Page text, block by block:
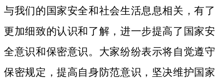
与我们的国家安全和社会生活息息相关，有了
更加细致的认识和了解，进一步提高了国家安
全意识和保密意识。大家纷纷表示将自觉遵守
保密规定，提高自身防范意识，坚决维护国家